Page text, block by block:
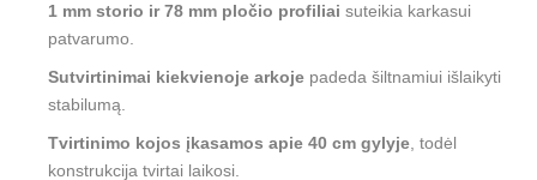
1 mm storio ir 78 mm pločio profiliai suteikia karkasui
patvarumo.
Sutvirtinimai kiekvienoje arkoje padeda šiltnamiui išlaikyti
stabilumą.
Tvirtinimo kojos įkasamos apie 40 cm gylyje , todėl
konstrukcija tvirtai laikosi.